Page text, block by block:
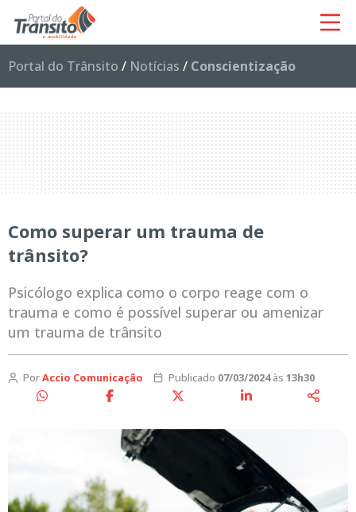
Portal do Trânsito / Notícias / Conscientização
Como superar um trauma de
trânsito?
Psicólogo explica como o corpo reage com o
trauma e como é possível superar ou amenizar
um trauma de trânsito
PorAccio Comunicação Publicado 07/03/2024às 13h30